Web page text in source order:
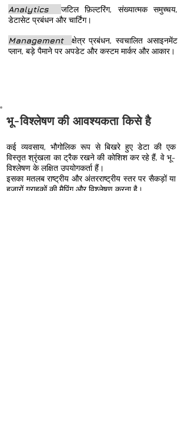
Analytics जटिल फ़िल्टरिंग, संख्यात्मक समुच्चय,
डेटासेट प्रबंधन और चार्टिंग।
Management क्षेत्र प्रबंधन, स्वचालित असाइनमेंट
प्लान, बड़े पैमाने पर अपडेट और कस्टम मार्कर और आकार।
भू-विश्लेषण की आवश्यकता किसे है
कई व्यवसाय, भौगोलिक रूप से बिखरे हुए डेटा की एक
विस्तृत श्रृंखला का ट्रैक रखने की कोशिश कर रहे हैं, वे भू-
विश्लेषण के लक्षित उपयोगकर्ता हैं।
इसका मतलब राष्ट्रीय और अंतरराष्ट्रीय स्तर पर सैकड़ों या
हजारों ग्राहकों की मैपिंग और विश्लेषण करना है।